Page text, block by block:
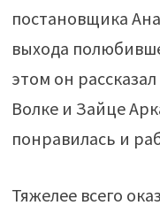
постановщика
выхода
этом он
Волке и Зайце
понравилась и
Тяжелее всего